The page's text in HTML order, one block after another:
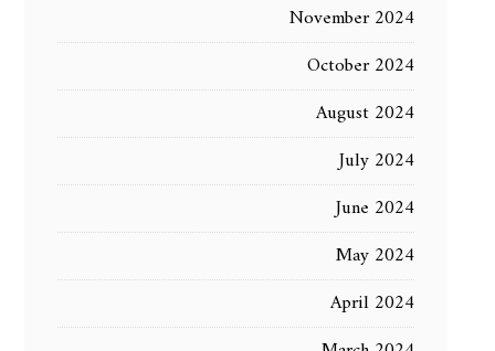
November 2024
October 2024
August 2024
July 2024
June 2024
May 2024
April 2024